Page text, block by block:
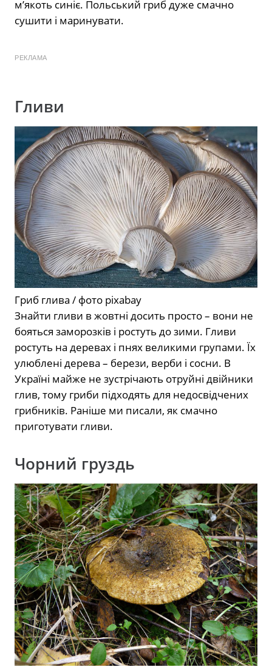
м’якоть синіє. Польський гриб дуже смачно
сушити і маринувати.
РЕКЛАМА
Гливи
Гриб глива / фото pixabay
Знайти гливи в жовтні досить просто – вони не
бояться заморозків і ростуть до зими. Гливи
ростуть на деревах і пнях великими групами. Їх
улюблені дерева – берези, верби і сосни. В
Україні майже не зустрічають отруйні двійники
глив, тому гриби підходять для недосвідчених
грибників. Раніше ми писали, як смачно
приготувати гливи.
Чорний груздь